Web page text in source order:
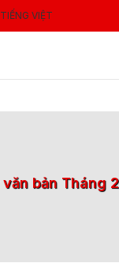
TIẾNG VIỆT
văn bản Tháng